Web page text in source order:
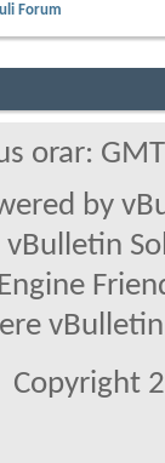
Forum
orar:
by
Copyright